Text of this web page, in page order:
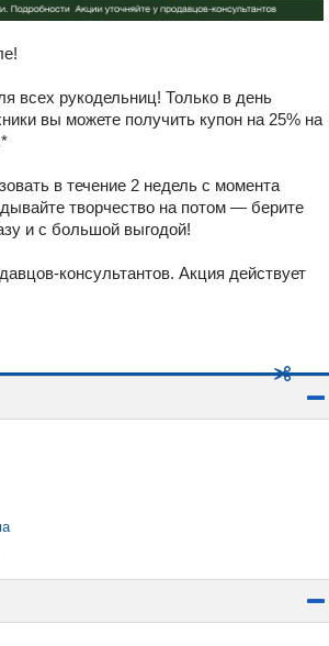
всех рукодельниц! Только в день
вы можете получить купон на 25% на
в течение 2 недель с момента
творчество на потом — берите
и с большой выгодой!
консультантов. Акция действует